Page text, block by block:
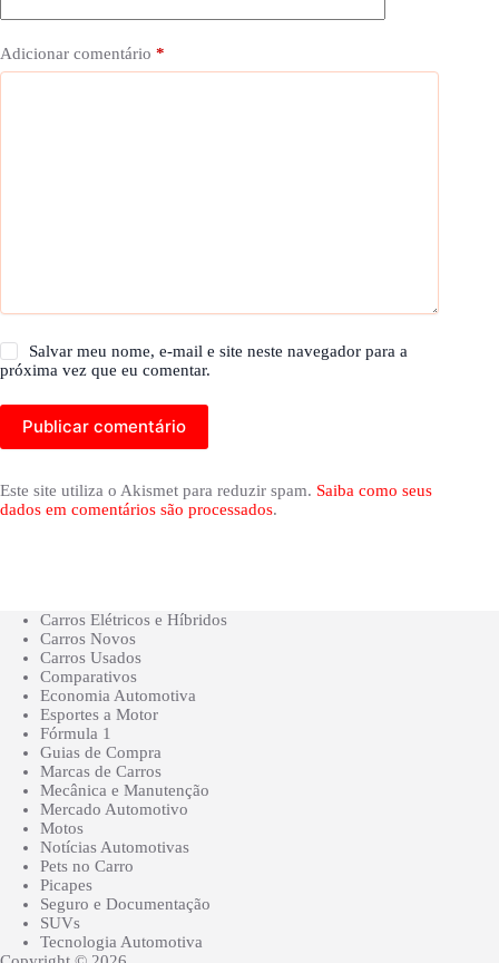
Adicionar comentário *
Salvar meu nome, e-mail e site neste navegador para a
próxima vez que eu comentar.
Publicar comentário
Este site utiliza o Akismet para reduzir spam. Saiba como seus
dados em comentários são processados.
Carros Elétricos e Híbridos
Carros Novos
Carros Usados
Comparativos
Economia Automotiva
Esportes a Motor
Fórmula 1
Guias de Compra
Marcas de Carros
Mecânica e Manutenção
Mercado Automotivo
Motos
Notícias Automotivas
Pets no Carro
Picapes
Seguro e Documentação
SUVs
Tecnologia Automotiva